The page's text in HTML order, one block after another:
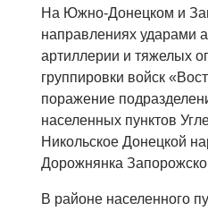
На Южно-Донецком и
направлениях ударами
артиллерии и тяжелых
группировки войск
поражение
населенных пунктов
Никольское Донецкой
Дорожнянка
В районе населенного